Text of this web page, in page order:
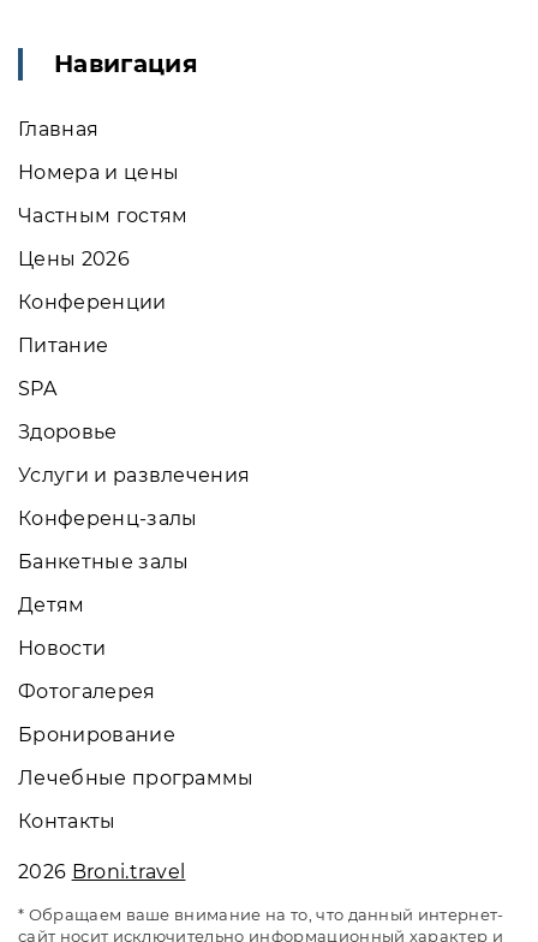
Навигация
Главная
Номера и цены
Частным гостям
Цены 2026
Конференции
Питание
SPA
Здоровье
Услуги и развлечения
Конференц-залы
Банкетные залы
Детям
Новости
Фотогалерея
Бронирование
Лечебные программы
Контакты
2026 Broni.travel
* Обращаем ваше внимание на то, что данный интернет-
сайт носит исключительно информационный характер и